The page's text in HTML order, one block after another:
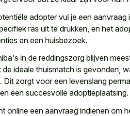
adopter vul je een aanvraag
ras uit te drukken, en het
en een huisbezoek.
in de reddingszorg blijven
ideale thuismatch is gevonden,
Dit zorgt voor een levenslang
een succesvolle adoptieplaatsing.
online een aanvraag indienen om